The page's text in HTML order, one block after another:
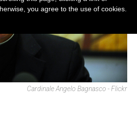
Cardinale Angelo Bagnasco - Flickr
you agree to the use of cookies.